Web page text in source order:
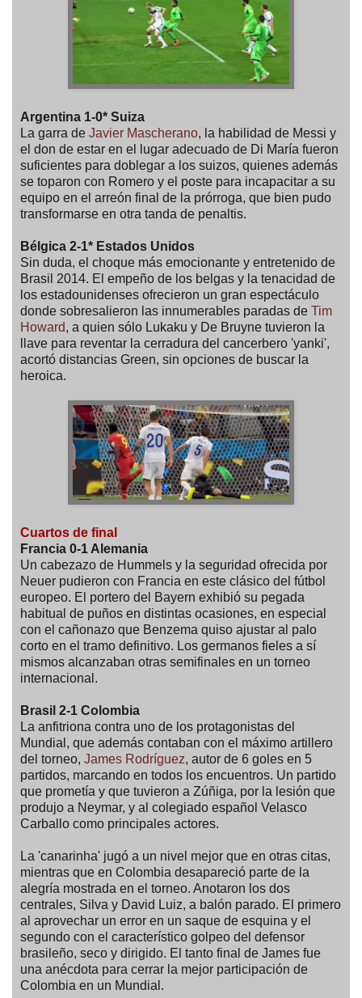
Argentina 1-0* Suiza
La garra de Javier Mascherano, la habilidad de Messi y
el don de estar en el lugar adecuado de Di María fueron
suficientes para doblegar a los suizos, quienes además
se toparon con Romero y el poste para incapacitar a su
equipo en el arreón final de la prórroga, que bien pudo
transformarse en otra tanda de penaltis.
Bélgica 2-1* Estados Unidos
Sin duda, el choque más emocionante y entretenido de
Brasil 2014. El empeño de los belgas y la tenacidad de
los estadounidenses ofrecieron un gran espectáculo
donde sobresalieron las innumerables paradas de Tim
Howard, a quien sólo Lukaku y De Bruyne tuvieron la
llave para reventar la cerradura del cancerbero 'yanki',
acortó distancias Green, sin opciones de buscar la
heroica.
Cuartos de final
Francia 0-1 Alemania
Un cabezazo de Hummels y la seguridad ofrecida por
Neuer pudieron con Francia en este clásico del fútbol
europeo. El portero del Bayern exhibió su pegada
habitual de puños en distintas ocasiones, en especial
con el cañonazo que Benzema quiso ajustar al palo
corto en el tramo definitivo. Los germanos fieles a sí
mismos alcanzaban otras semifinales en un torneo
internacional.
Brasil 2-1 Colombia
La anfitriona contra uno de los protagonistas del
Mundial, que además contaban con el máximo artillero
del torneo, James Rodríguez, autor de 6 goles en 5
partidos, marcando en todos los encuentros. Un partido
que prometía y que tuvieron a Zúñiga, por la lesión que
produjo a Neymar, y al colegiado español Velasco
Carballo como principales actores.
La 'canarinha' jugó a un nivel mejor que en otras citas,
mientras que en Colombia desapareció parte de la
alegría mostrada en el torneo. Anotaron los dos
centrales, Silva y David Luiz, a balón parado. El primero
al aprovechar un error en un saque de esquina y el
segundo con el característico golpeo del defensor
brasileño, seco y dirigido. El tanto final de James fue
una anécdota para cerrar la mejor participación de
Colombia en un Mundial.